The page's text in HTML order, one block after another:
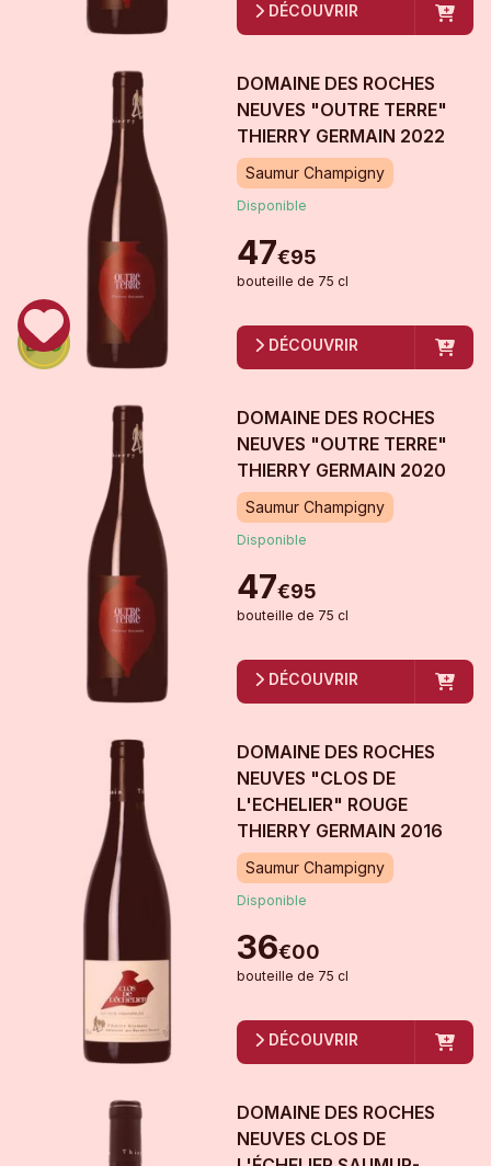
DÉCOUVRIR
DOMAINE DES ROCHES
NEUVES "OUTRE TERRE"
THIERRY GERMAIN 2022
Saumur Champigny
Disponible
47€95
bouteille de 75 cl
DÉCOUVRIR
DOMAINE DES ROCHES
NEUVES "OUTRE TERRE"
THIERRY GERMAIN 2020
Saumur Champigny
Disponible
47€95
bouteille de 75 cl
DÉCOUVRIR
DOMAINE DES ROCHES
NEUVES "CLOS DE
L'ECHELIER" ROUGE
THIERRY GERMAIN 2016
Saumur Champigny
Disponible
36€00
bouteille de 75 cl
DÉCOUVRIR
DOMAINE DES ROCHES
NEUVES CLOS DE